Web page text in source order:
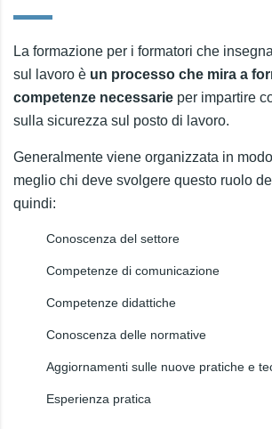
La formazione per i formatori che
sul lavoro è un processo che mira a
competenze necessarie per impartire
sulla sicurezza sul posto di lavoro.
Generalmente viene organizzata in
meglio chi deve svolgere questo ruolo
quindi:
Conoscenza del settore
Competenze di comunicazione
Competenze didattiche
Conoscenza delle normative
Aggiornamenti sulle nuove pratiche e
Esperienza pratica